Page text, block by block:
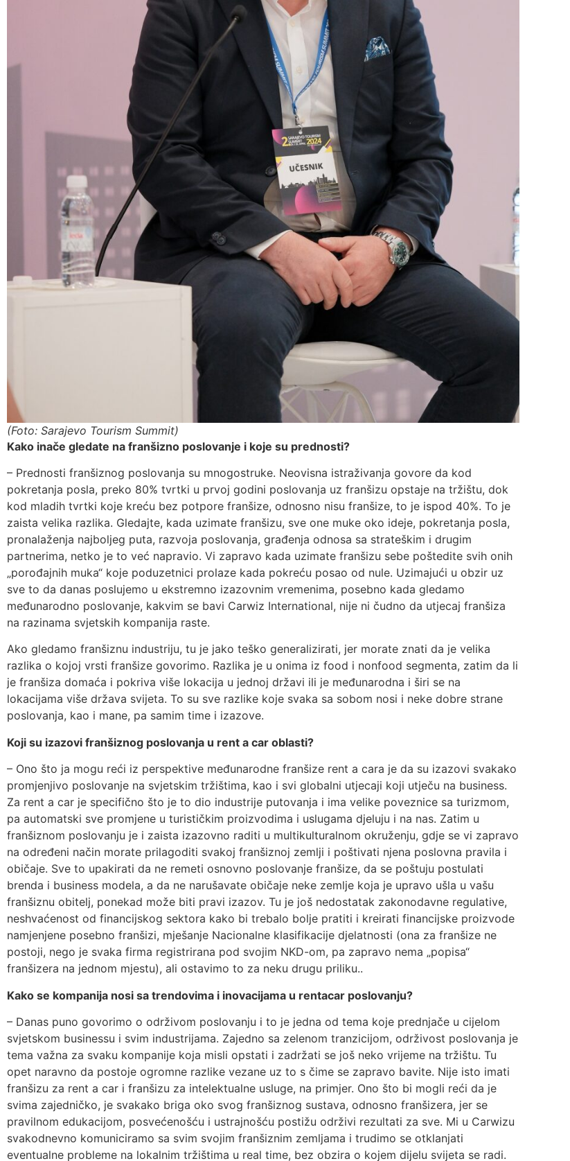
(Foto: Sarajevo Tourism Summit)
Kako inače gledate na franšizno poslovanje i koje su prednosti?
– Prednosti franšiznog poslovanja su mnogostruke. Neovisna istraživanja govore da kod
pokretanja posla, preko 80% tvrtki u prvoj godini poslovanja uz franšizu opstaje na tržištu, dok
kod mladih tvrtki koje kreću bez potpore franšize, odnosno nisu franšize, to je ispod 40%. To je
zaista velika razlika. Gledajte, kada uzimate franšizu, sve one muke oko ideje, pokretanja posla,
pronalaženja najboljeg puta, razvoja poslovanja, građenja odnosa sa strateškim i drugim
partnerima, netko je to već napravio. Vi zapravo kada uzimate franšizu sebe poštedite svih onih
„porođajnih muka“ koje poduzetnici prolaze kada pokreću posao od nule. Uzimajući u obzir uz
sve to da danas poslujemo u ekstremno izazovnim vremenima, posebno kada gledamo
međunarodno poslovanje, kakvim se bavi Carwiz International, nije ni čudno da utjecaj franšiza
na razinama svjetskih kompanija raste.
Ako gledamo franšiznu industriju, tu je jako teško generalizirati, jer morate znati da je velika
razlika o kojoj vrsti franšize govorimo. Razlika je u onima iz food i nonfood segmenta, zatim da li
je franšiza domaća i pokriva više lokacija u jednoj državi ili je međunarodna i širi se na
lokacijama više država svijeta. To su sve razlike koje svaka sa sobom nosi i neke dobre strane
poslovanja, kao i mane, pa samim time i izazove.
Koji su izazovi franšiznog poslovanja u rent a car oblasti?
– Ono što ja mogu reći iz perspektive međunarodne franšize rent a cara je da su izazovi svakako
promjenjivo poslovanje na svjetskim tržištima, kao i svi globalni utjecaji koji utječu na business.
Za rent a car je specifično što je to dio industrije putovanja i ima velike poveznice sa turizmom,
pa automatski sve promjene u turističkim proizvodima i uslugama djeluju i na nas. Zatim u
franšiznom poslovanju je i zaista izazovno raditi u multikulturalnom okruženju, gdje se vi zapravo
na određeni način morate prilagoditi svakoj franšiznoj zemlji i poštivati njena poslovna pravila i
običaje. Sve to upakirati da ne remeti osnovno poslovanje franšize, da se poštuju postulati
brenda i business modela, a da ne narušavate običaje neke zemlje koja je upravo ušla u vašu
franšiznu obitelj, ponekad može biti pravi izazov. Tu je još nedostatak zakonodavne regulative,
neshvaćenost od financijskog sektora kako bi trebalo bolje pratiti i kreirati financijske proizvode
namjenjene posebno franšizi, mješanje Nacionalne klasifikacije djelatnosti (ona za franšize ne
postoji, nego je svaka firma registrirana pod svojim NKD-om, pa zapravo nema „popisa“
franšizera na jednom mjestu), ali ostavimo to za neku drugu priliku..
Kako se kompanija nosi sa trendovima i inovacijama u rentacar poslovanju?
– Danas puno govorimo o održivom poslovanju i to je jedna od tema koje prednjače u cijelom
svjetskom businessu i svim industrijama. Zajedno sa zelenom tranzicijom, održivost poslovanja je
tema važna za svaku kompanije koja misli opstati i zadržati se još neko vrijeme na tržištu. Tu
opet naravno da postoje ogromne razlike vezane uz to s čime se zapravo bavite. Nije isto imati
franšizu za rent a car i franšizu za intelektualne usluge, na primjer. Ono što bi mogli reći da je
svima zajedničko, je svakako briga oko svog franšiznog sustava, odnosno franšizera, jer se
pravilnom edukacijom, posvećenošću i ustrajnošću postižu održivi rezultati za sve. Mi u Carwizu
svakodnevno komuniciramo sa svim svojim franšiznim zemljama i trudimo se otklanjati
eventualne probleme na lokalnim tržištima u real time, bez obzira o kojem dijelu svijeta se radi.